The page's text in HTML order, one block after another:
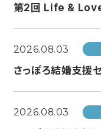
2026.08.03
2026.08.03